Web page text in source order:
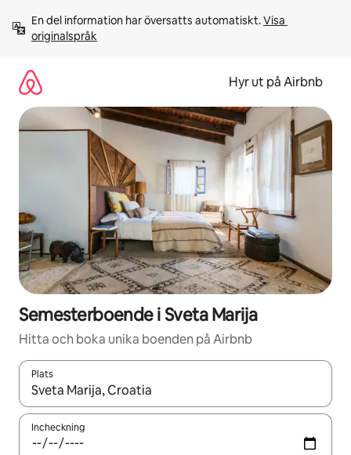
innehåll
En del information har översatts automatiskt. Visa
originalspråk
Hyr ut på Airbnb
Semesterboende i Sveta Marija
Hitta och boka unika boenden på Airbnb
Plats
När resultaten är tillgängliga kan du navigera med upp- och
Incheckning